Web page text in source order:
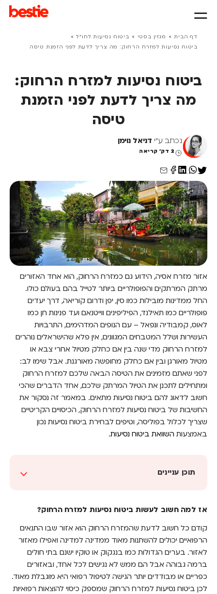
דף הבית > מגזין בסטי > ביטוח נסיעות לחו״ל >
ביטוח נסיעות למזרח הרחוק: מה צריך לדעת לפני הזמנת טיסה
ביטוח נסיעות למזרח הרחוק:
מה צריך לדעת לפני הזמנת
טיסה
נכתב ע"י דניאל נוימן
2 דק' קריאה
אזור מזרח אסיה, הידוע גם כמזרח הרחוק, הוא אחד האזורים
מרתק המרתקים והפופולריים ביותר לטייל בהם בעולם כולו.
החל ממדינות מובילות כמו סין, יפן ודרום קוריאה, דרך יעדים
פופולריים כמו תאילנד, הפיליפינים ווייטנאם ועד פנינות חן כמו
לאוס, קמבודיה ונפאל – עם הנופים המדהימים, התרבויות
העשירות ושלל המטבחים המגוונים, אין פלא שהישראלים נוהרים
למזרח הרחוק מדי שנה בין אם כחלק מטיול אחרי צבא או
מטיול מאורגן ובין אם כחלק מחופשה מאורגנת. אבל שימו לב:
לפני שאתם מזמינים את הטיסה הבאה שלכם למזרח הרחוק
ומתחילים לתכנן את הטיול המרתק שלכם, אחד הדברים שהכי
חשוב לדאוג להם ביטוח נסיעות מתאים. במאמר זה נסקור את
החשיבות של ביטוח נסיעות למזרח הרחוק, הכיסויים הקריטיים
שצריך לכלול בפוליסה, וטיפים לבחירת ביטוח נסיעות נכון
באמצעות השוואת ביטוח נסיעות.
תוכן עניינים
המזרח רחוק, הביטוח קרוב – השוואת ביטוח
נסיעות למזרח אסיה עושים רק עם Bestie
אז למה חשוב לעשות ביטוח נסיעות למזרח הרחוק?
קודם כל חשוב לדעת שהמזרח הרחוק הוא אזור שבו התנאים
הרפואיים יכולים להשתנות מאוד ממדינה למדינה ואפילו מאזור
לאזור. בערים הגדולות כמו בנגקוק או טוקיו ישנם בתי חולים
ברמה גבוהה אבל הם ממש לא נגישים לכל אחד, ובאזורים
כפריים או מבודדים יותר הגישה לטיפול רפואי היא מוגבלת מאוד.
לכן ביטוח נסיעות למזרח הרחוק שמספק כיסוי להוצאות רפואיות